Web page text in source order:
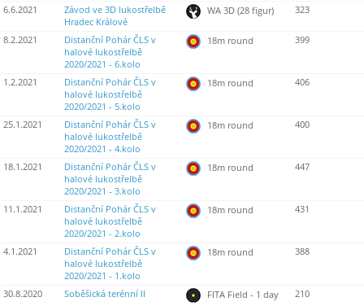
6.6.2021
Závod ve 3D lukostřelbě
Hradec Králové
WA 3D (28 figur) 323
8.2.2021
Distanční Pohár ČLS v
halové lukostřelbě
2020/2021 - 6.kolo
18m round 399
1.2.2021
Distanční Pohár ČLS v
halové lukostřelbě
2020/2021 - 5.kolo
18m round 406
25.1.2021
Distanční Pohár ČLS v
halové lukostřelbě
2020/2021 - 4.kolo
18m round 400
18.1.2021
Distanční Pohár ČLS v
halové lukostřelbě
2020/2021 - 3.kolo
18m round 447
11.1.2021
Distanční Pohár ČLS v
halové lukostřelbě
2020/2021 - 2.kolo
18m round 431
4.1.2021
Distanční Pohár ČLS v
halové lukostřelbě
2020/2021 - 1.kolo
18m round 388
30.8.2020 Soběšická terénní II FITA Field - 1 day 210